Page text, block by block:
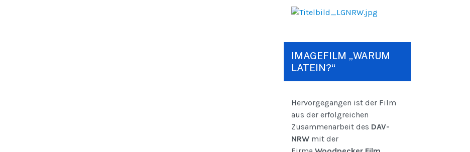
IMAGEFILM „WARUM
LATEIN?“
Hervorgegangen ist der Film
aus der erfolgreichen
Zusammenarbeit des DAV-
NRW mit der